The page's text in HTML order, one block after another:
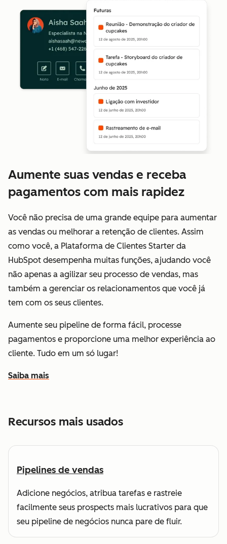
Aumente suas vendas e receba
pagamentos com mais rapidez
Você não precisa de uma grande equipe para aumentar
as vendas ou melhorar a retenção de clientes. Assim
como você, a Plataforma de Clientes Starter da
HubSpot desempenha muitas funções, ajudando você
não apenas a agilizar seu processo de vendas, mas
também a gerenciar os relacionamentos que você já
tem com os seus clientes.
Aumente seu pipeline de forma fácil, processe
pagamentos e proporcione uma melhor experiência ao
cliente. Tudo em um só lugar!
Saiba mais
sobre como a HubSpot ajuda você a aumentar as
Recursos mais usados
Pipelines de vendas
Adicione negócios, atribua tarefas e rastreie
facilmente seus prospects mais lucrativos para que
seu pipeline de negócios nunca pare de fluir.